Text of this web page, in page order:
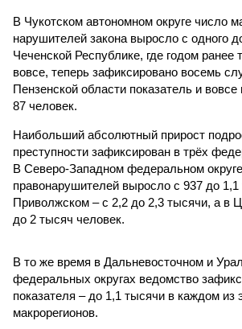
В Чукотском автономном округе число
нарушителей закона выросло с одного
Чеченской Республике, где годом
вовсе, теперь зафиксировано восемь
Пензенской области показатель и
87 человек.
Наибольший абсолютный прирост
преступности зафиксирован в трёх
В Северо-Западном федеральном
правонарушителей выросло с 937 до
Приволжском – с 2,2 до 2,3 тысячи, а в
до 2 тысяч человек.
В то же время в Дальневосточном и
федеральных округах ведомство
показателя – до 1,1 тысячи в каждом из
макрорегионов.